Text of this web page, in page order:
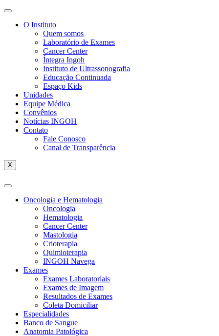
O Instituto
Quem somos
Laboratório de Exames
Cancer Center
Íntegra Ingoh
Instituto de Ultrassonografia
Educação Continuada
Espaço Kids
Unidades
Equipe Médica
Convênios
Notícias INGOH
Contato
Fale Conosco
Canal de Transparência
X
Oncologia e Hematologia
Oncologia
Hematologia
Cancer Center
Mastologia
Crioterapia
Quimioterapia
INGOH Navega
Exames
Exames Laboratoriais
Exames de Imagem
Resultados de Exames
Coleta Domiciliar
Especialidades
Banco de Sangue
Anatomia Patológica